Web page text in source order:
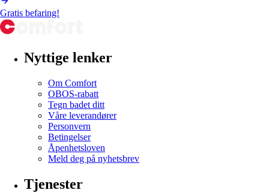
Gratis befaring!
Nyttige lenker
Om Comfort
OBOS-rabatt
Tegn badet ditt
Våre leverandører
Personvern
Betingelser
Åpenhetsloven
Meld deg på nyhetsbrev
Tjenester